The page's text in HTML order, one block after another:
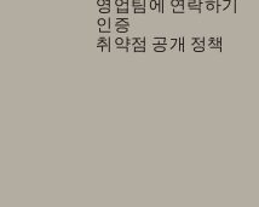
영업팀에 연락하기
인증
취약점 공개 정책